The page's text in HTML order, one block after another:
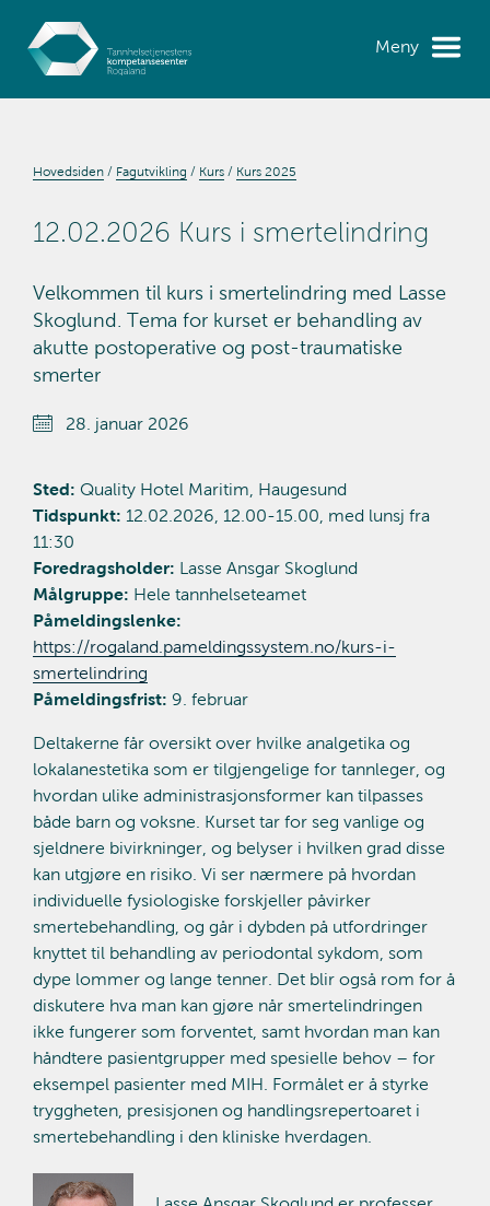
Meny
Hovedsiden Fagutvikling Kurs Kurs 2025
12.02.2026 Kurs i smertelindring
Velkommen til kurs i smertelindring med Lasse
Skoglund. Tema for kurset er behandling av
akutte postoperative og post-traumatiske
smerter
28. januar 2026
Sted: Quality Hotel Maritim, Haugesund
Tidspunkt: 12.02.2026, 12.00-15.00, med lunsj fra
11:30
Foredragsholder: Lasse Ansgar Skoglund
Målgruppe: Hele tannhelseteamet
Påmeldingslenke:
https://rogaland.pameldingssystem.no/kurs-i-
smertelindring
Påmeldingsfrist: 9. februar
Deltakerne får oversikt over hvilke analgetika og
lokalanestetika som er tilgjengelige for tannleger, og
hvordan ulike administrasjonsformer kan tilpasses
både barn og voksne. Kurset tar for seg vanlige og
sjeldnere bivirkninger, og belyser i hvilken grad disse
kan utgjøre en risiko. Vi ser nærmere på hvordan
individuelle fysiologiske forskjeller påvirker
smertebehandling, og går i dybden på utfordringer
knyttet til behandling av periodontal sykdom, som
dype lommer og lange tenner. Det blir også rom for å
diskutere hva man kan gjøre når smertelindringen
ikke fungerer som forventet, samt hvordan man kan
håndtere pasientgrupper med spesielle behov – for
eksempel pasienter med MIH. Formålet er å styrke
tryggheten, presisjonen og handlingsrepertoaret i
smertebehandling i den kliniske hverdagen.